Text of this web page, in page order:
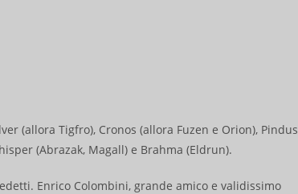
(allora Tigfro), Cronos (allora Fuzen e Orion), Pindus
(Abrazak, Magall) e Brahma (Eldrun).
Enrico Colombini, grande amico e validissimo